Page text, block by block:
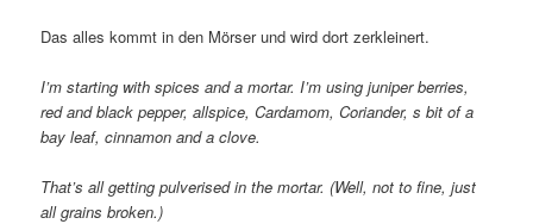
Das alles kommt in den Mörser und wird dort zerkleinert.
I’m starting with spices and a mortar. I’m using juniper berries,
red and black pepper, allspice, Cardamom, Coriander, s bit of a
bay leaf, cinnamon and a clove.
That’s all getting pulverised in the mortar. (Well, not to fine, just
all grains broken.)